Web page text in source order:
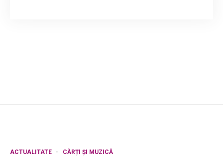
ACTUALITATE CĂRȚI ȘI MUZICĂ